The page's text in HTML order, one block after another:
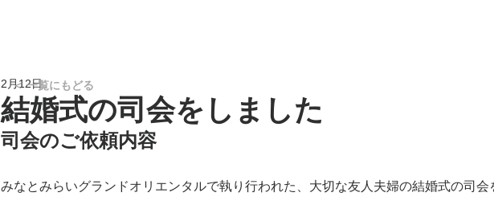
結婚式の司会をしました
2月12日
司会のご依頼内容
みなとみらいグランドオリエンタルで執り行われた、大切な友人夫婦の結婚式の司会
＜ 一覧にもどる